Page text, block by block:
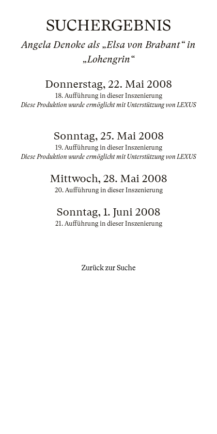
SUCHERGEBNIS
Angela Denoke als „Elsa von Brabant“ in
„Lohengrin“
Donnerstag, 22. Mai 2008
18. Aufführung in dieser Inszenierung
Diese Produktion wurde ermöglicht mit Unterstützung von LEXUS
Sonntag, 25. Mai 2008
19. Aufführung in dieser Inszenierung
Diese Produktion wurde ermöglicht mit Unterstützung von LEXUS
Mittwoch, 28. Mai 2008
20. Aufführung in dieser Inszenierung
Sonntag, 1. Juni 2008
21. Aufführung in dieser Inszenierung
Zurück zur Suche